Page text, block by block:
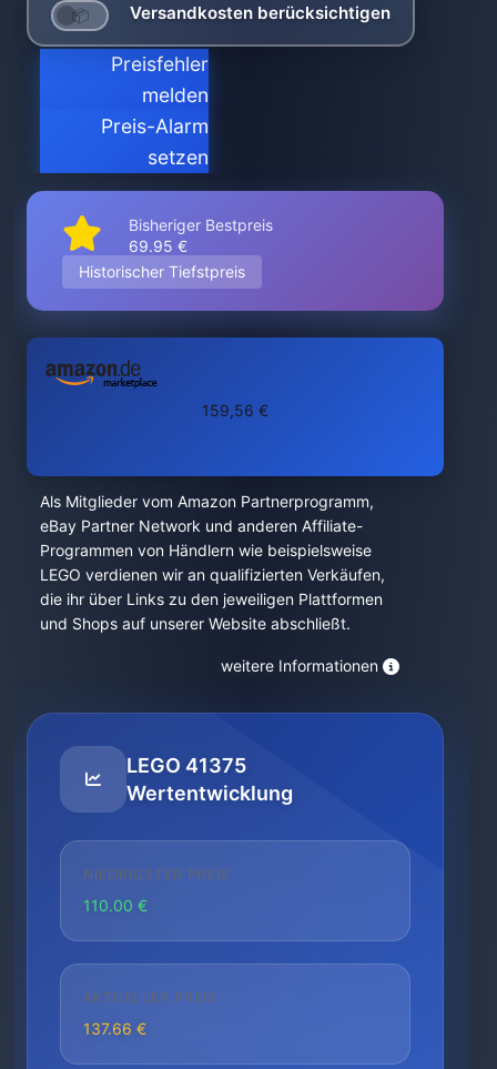
Versandkosten berücksichtigen
Preisfehler
melden
Preis-Alarm
setzen
Bisheriger Bestpreis
69.95 €
Historischer Tiefstpreis
159,56 €
Als Mitglieder vom Amazon Partnerprogramm,
eBay Partner Network und anderen Affiliate-
Programmen von Händlern wie beispielsweise
LEGO verdienen wir an qualifizierten Verkäufen,
die ihr über Links zu den jeweiligen Plattformen
und Shops auf unserer Website abschließt.
weitere Informationen
LEGO 41375
Wertentwicklung
NIEDRIGSTER PREIS
110.00 €
AKTUELLER PREIS
137.66 €